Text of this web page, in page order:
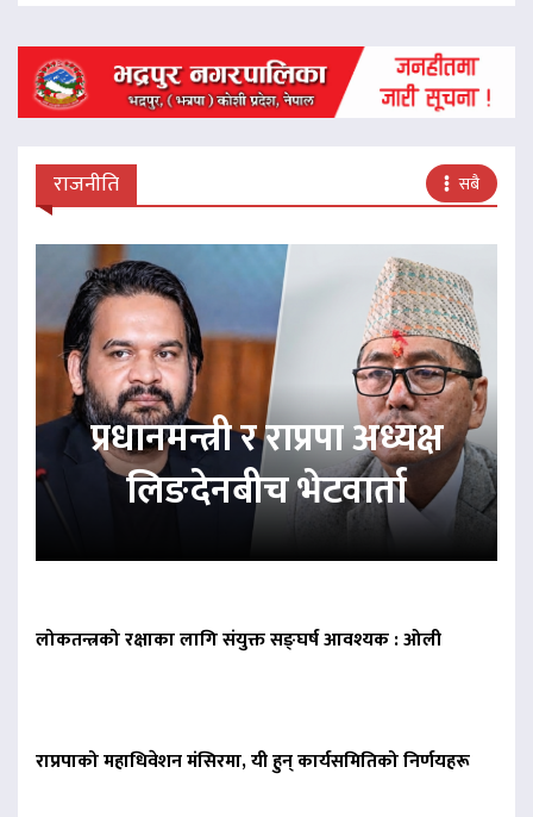
राजनीति सबै
प्रधानमन्त्री र राप्रपा अध्यक्ष
लिङदेनबीच भेटवार्ता
लोकतन्त्रको रक्षाका लागि संयुक्त सङ्घर्ष आवश्यक : ओली
राप्रपाको महाधिवेशन मंसिरमा, यी हुन् कार्यसमितिको निर्णयहरू